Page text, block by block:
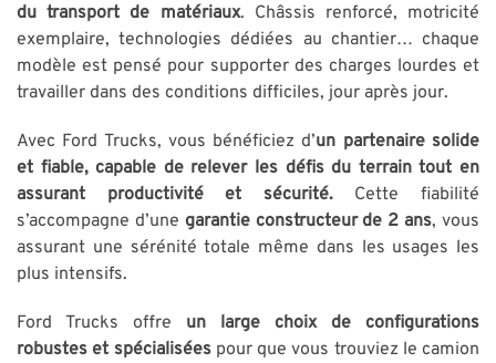
du transport de matériaux. Châssis renforcé, motricité
exemplaire, technologies dédiées au chantier… chaque
modèle est pensé pour supporter des charges lourdes et
travailler dans des conditions difficiles, jour après jour.
Avec Ford Trucks, vous bénéficiez d’un partenaire solide
et fiable, capable de relever les défis du terrain tout en
assurant productivité et sécurité. Cette fiabilité
s’accompagne d’une garantie constructeur de 2 ans, vous
assurant une sérénité totale même dans les usages les
plus intensifs.
Ford Trucks offre un large choix de configurations
robustes et spécialiséespour que vous trouviez le camion